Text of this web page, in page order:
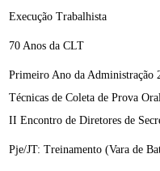
Execução Trabalhista
70 Anos da CLT
Primeiro Ano da Administração
Técnicas de Coleta de Prova Oral
II Encontro de Diretores de
Pje/JT: Treinamento (Vara de